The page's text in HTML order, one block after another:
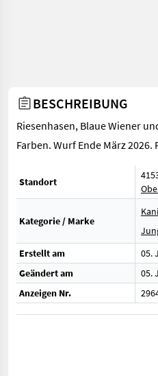
BESCHREIBUNG
Riesenhasen, Blaue Wiener
Farben. Wurf Ende März 2026.
Standort
Kategorie / Marke
Erstellt am
05.
Geändert am
05.
Anzeigen Nr.